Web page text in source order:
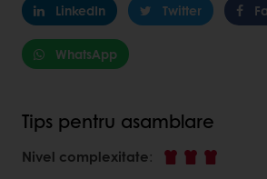
LinkedIn Twitter
WhatsApp
Tips pentru asamblare
Nivel complexitate: